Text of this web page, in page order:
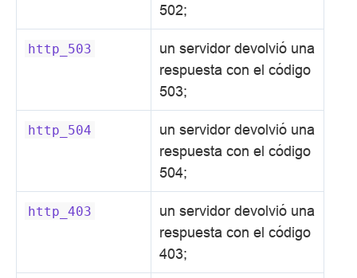
502;
http_503
un servidor devolvió una
respuesta con el código
503;
http_504
un servidor devolvió una
respuesta con el código
504;
http_403
un servidor devolvió una
respuesta con el código
403;